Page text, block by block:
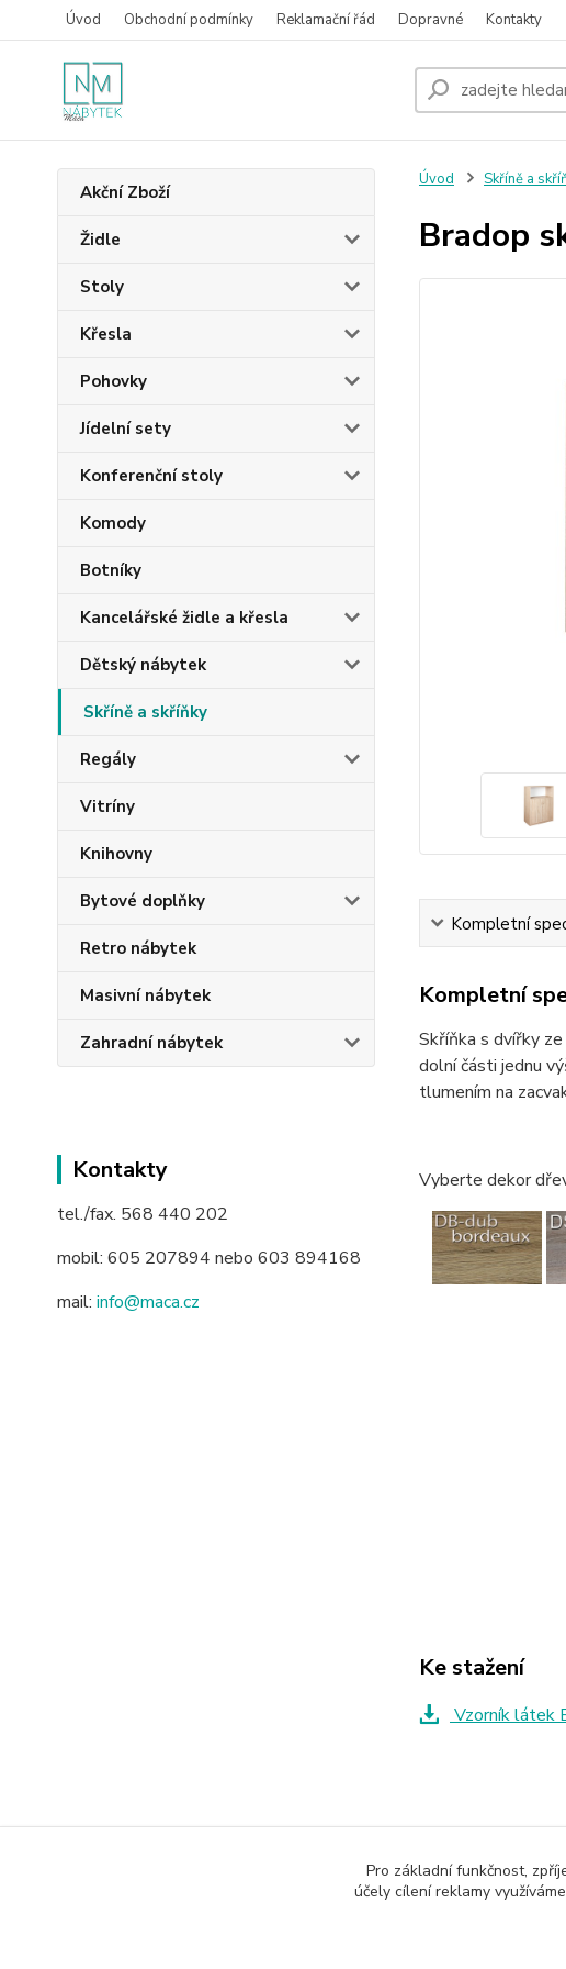
Úvod Obchodní podmínky Reklamační řád Dopravné Kontakty
Akční Zboží
Židle
Stoly
Křesla
Pohovky
Jídelní sety
Konferenční stoly
Komody
Botníky
Kancelářské židle a křesla
Dětský nábytek
Skříně a skříňky
Regály
Vitríny
Knihovny
Bytové doplňky
Retro nábytek
Masivní nábytek
Zahradní nábytek
Kontakty
tel./fax. 568 440 202
mobil: 605 207894 nebo 603 894168
mail: info@maca.cz
Úvod Skříně a
Bradop
Kompletní
Kompletní
Skříňka s dvířky
dolní části jednu
tlumením na
Vyberte dekor
Ke stažení
Vzorník látek
Skříně a skříňky
Pro základní funkčnost,
účely cílení reklamy